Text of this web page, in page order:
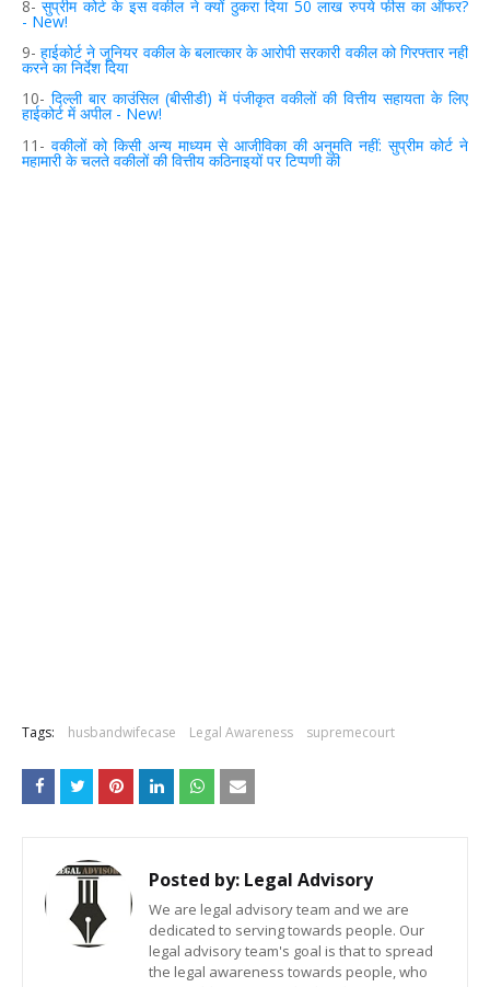
8-सुप्रीम कोर्ट के इस वकील ने क्यों ठुकरा दिया50लाख रुपये फीस का ऑफर?
- New!
9-हाईकोर्ट ने जूनियर वकील के बलात्कार के आरोपी सरकारी वकील को गिरफ्तार नहीं
करने का निर्देश दिया
10- दिल्ली बार काउंसिल(बीसीडी) में पंजीकृत वकीलों की वित्तीय सहायता के लिए
हाईकोर्ट में अपील- New!
11- वकीलों को किसी अन्य माध्यम से आजीविका की अनुमति नहीं:सुप्रीम कोर्ट ने
महामारी के चलते वकीलों की वित्तीय कठिनाइयों पर टिप्पणी की
Tags: husbandwifecase Legal Awareness supremecourt
Posted by: Legal Advisory
We are legal advisory team and we are
dedicated to serving towards people. Our
legal advisory team's goal is that to spread
the legal awareness towards people, who